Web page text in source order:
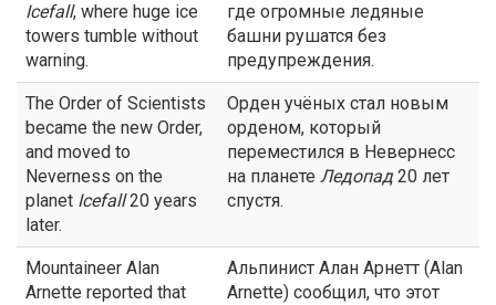
Icefall, where huge ice
towers tumble without
warning.
где огромные ледяные
башни рушатся без
предупреждения.
The Order of Scientists
became the new Order,
and moved to
Neverness on the
planet Icefall20 years
later.
Орден учёных стал новым
орденом, который
переместился в Невернесс
на планете Ледопад 20 лет
спустя.
Mountaineer Alan
Arnette reported that
Альпинист Алан Арнетт (Alan
Arnette) сообщил, что этот